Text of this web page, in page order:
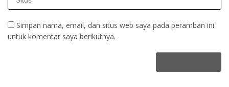
Simpan nama, email, dan situs web saya pada peramban ini
untuk komentar saya berikutnya.